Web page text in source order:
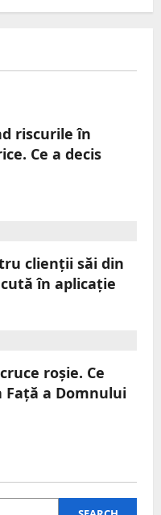
riscurile în
Ce a decis
clienții săi din
în aplicație
roșie. Ce
Față a Domnului